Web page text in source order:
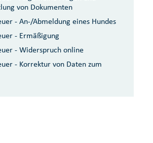
von Dokumenten
- An-/Abmeldung eines Hundes
- Ermäßigung
- Widerspruch online
- Korrektur von Daten zum